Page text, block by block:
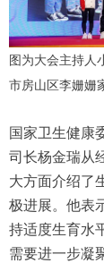
图为大会主持人
市房山区李姗姗
国家卫生健康
司长杨金瑞从
大方面介绍了
极进展。他表
持适度生育水
需要进一步凝